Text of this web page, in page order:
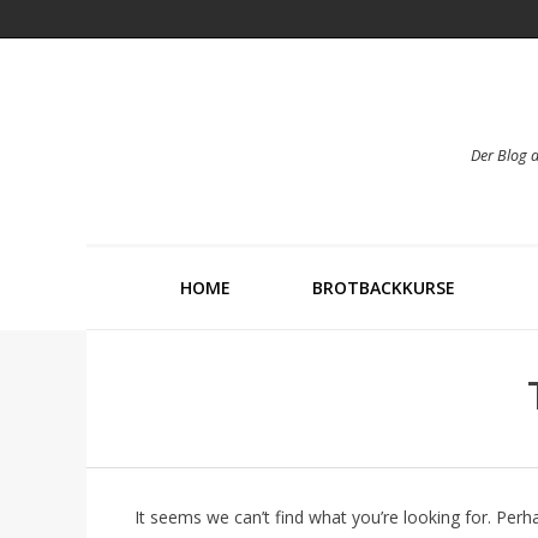
Der Blog
HOME BROTBACKKURSE
It seems we can’t find what you’re looking for.